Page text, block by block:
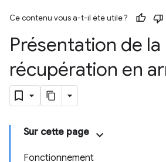
Ce contenu vous a-t-il été utile ?
Présentation de la
récupération en
Sur cette page
Fonctionnement